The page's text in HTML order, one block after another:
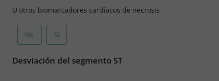
U otros biomarcadores cardíacos de necrosis
No Sí
Desviación del segmento ST